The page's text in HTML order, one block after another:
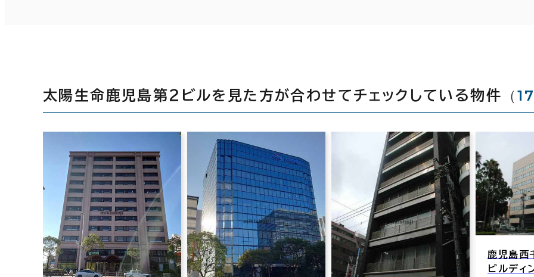
太陽生命鹿児島第２ビルを見た方が合わせてチェックしている物件 （
鹿児島西
ビルディ